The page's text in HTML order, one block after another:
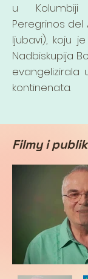
u Kolumbiji
Peregrinos
ljubavi), koju
Nadbiskupija
evangelizirala
kontinenata.
Filmy i